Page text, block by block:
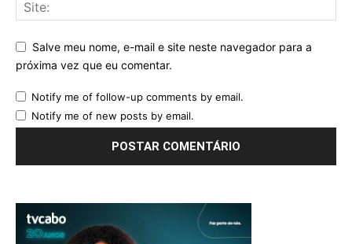
Salve meu nome, e-mail e site neste navegador para a
próxima vez que eu comentar.
Notify me of follow-up comments by email.
Notify me of new posts by email.